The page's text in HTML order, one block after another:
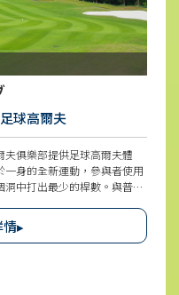
球高爾夫
俱樂部提供足球高爾夫體
身的全新運動，參與者使用
中打出最少的桿數。與普通
▸